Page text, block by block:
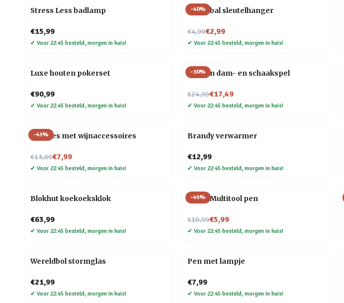
Stress Less badlamp
€15,99
✔ Voor 22:45 besteld, morgen in huis!
-40%
Biljartbal sleutelhanger
€4,99
Nu voor€2,99
✔ Voor 22:45 besteld, morgen in huis!
Luxe houten pokerset
€90,99
✔ Voor 22:45 besteld, morgen in huis!
-30%
Houten dam- en schaakspel
€24,99
Nu voor€17,49
✔ Voor 22:45 besteld, morgen in huis!
-43%
Wijnfles met wijnaccessoires
€13,99
Nu voor€7,99
✔ Voor 22:45 besteld, morgen in huis!
Brandy verwarmer
€12,99
✔ Voor 22:45 besteld, morgen in huis!
Blokhut koekoeksklok
€63,99
✔ Voor 22:45 besteld, morgen in huis!
-45%
6-in-1 Multitool pen
€10,99
Nu voor€5,99
✔ Voor 22:45 besteld, morgen in huis!
Wereldbol stormglas
€21,99
✔ Voor 22:45 besteld, morgen in huis!
Pen met lampje
€7,99
✔ Voor 22:45 besteld, morgen in huis!